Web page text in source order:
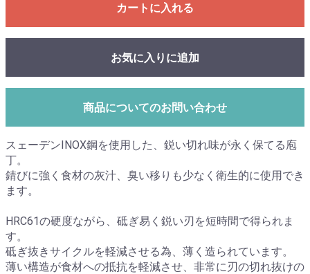
カートに入れる
お気に入りに追加
商品についてのお問い合わせ
スェーデンINOX鋼を使用した、鋭い切れ味が永く保てる庖
丁。
錆びに強く食材の灰汁、臭い移りも少なく衛生的に使用でき
ます。
HRC61の硬度ながら、砥ぎ易く鋭い刃を短時間で得られま
す。
砥ぎ抜きサイクルを軽減させる為、薄く造られています。
薄い構造が食材への抵抗を軽減させ、非常に刃の切れ抜けの